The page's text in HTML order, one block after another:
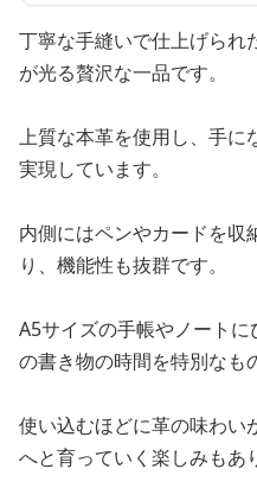
丁寧な手縫いで仕上げられ
が光る贅沢な一品です。
上質な本革を使用し、手に
実現しています。
内側にはペンやカードを収
り、機能性も抜群です。
A5サイズの手帳やノート
の書き物の時間を特別なも
使い込むほどに革の味わい
へと育っていく楽しみもあ